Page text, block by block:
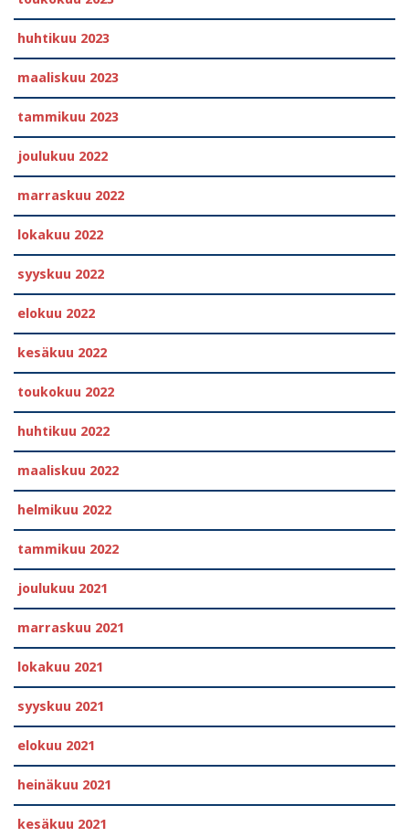
huhtikuu 2023
maaliskuu 2023
tammikuu 2023
joulukuu 2022
marraskuu 2022
lokakuu 2022
syyskuu 2022
elokuu 2022
kesäkuu 2022
toukokuu 2022
huhtikuu 2022
maaliskuu 2022
helmikuu 2022
tammikuu 2022
joulukuu 2021
marraskuu 2021
lokakuu 2021
syyskuu 2021
elokuu 2021
heinäkuu 2021
kesäkuu 2021